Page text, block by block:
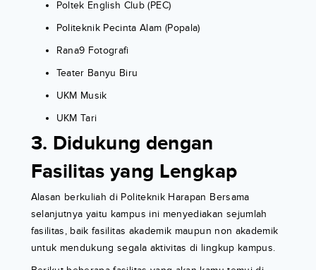
Poltek English Club (PEC)
Politeknik Pecinta Alam (Popala)
Rana9 Fotografi
Teater Banyu Biru
UKM Musik
UKM Tari
3. Didukung dengan
Fasilitas yang Lengkap
Alasan berkuliah di Politeknik Harapan Bersama
selanjutnya yaitu kampus ini menyediakan sejumlah
fasilitas, baik fasilitas akademik maupun non akademik
untuk mendukung segala aktivitas di lingkup kampus.